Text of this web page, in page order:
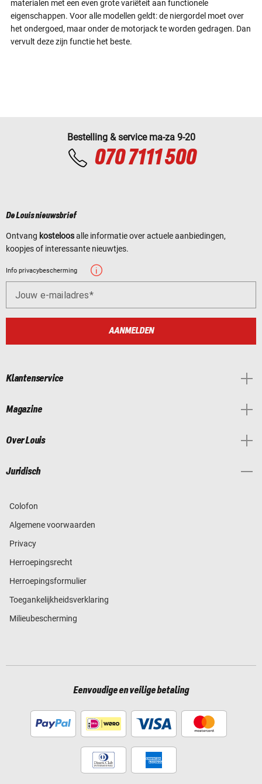
materialen met een even grote variëteit aan functionele
eigenschappen. Voor alle modellen geldt: de niergordel moet over
het ondergoed, maar onder de motorjack te worden gedragen. Dan
vervult deze zijn functie het beste.
Bestelling & service ma-za 9-20
070 7111 500
De Louis nieuwsbrief
Ontvang kosteloosalle informatie over actuele aanbiedingen,
koopjes of interessante nieuwtjes.
Info privacybescherming
Jouw e-mailadres
AANMELDEN
Klantenservice
Magazine
Over Louis
Juridisch
Colofon
Algemene voorwaarden
Privacy
Herroepingsrecht
Herroepingsformulier
Toegankelijkheidsverklaring
Milieubescherming
Eenvoudige en veilige betaling